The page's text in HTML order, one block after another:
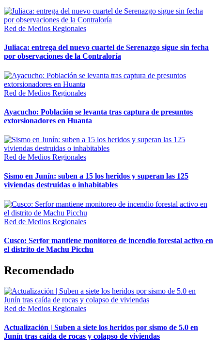
Red de Medios Regionales
Juliaca: entrega del nuevo cuartel de Serenazgo sigue sin fecha
por observaciones de la Contraloría
Red de Medios Regionales
Ayacucho: Población se levanta tras captura de presuntos
extorsionadores en Huanta
Red de Medios Regionales
Sismo en Junín: suben a 15 los heridos y superan las 125
viviendas destruidas o inhabitables
Red de Medios Regionales
Cusco: Serfor mantiene monitoreo de incendio forestal activo en
el distrito de Machu Picchu
Recomendado
Red de Medios Regionales
Actualización | Suben a siete los heridos por sismo de 5.0 en
Junín tras caída de rocas y colapso de viviendas